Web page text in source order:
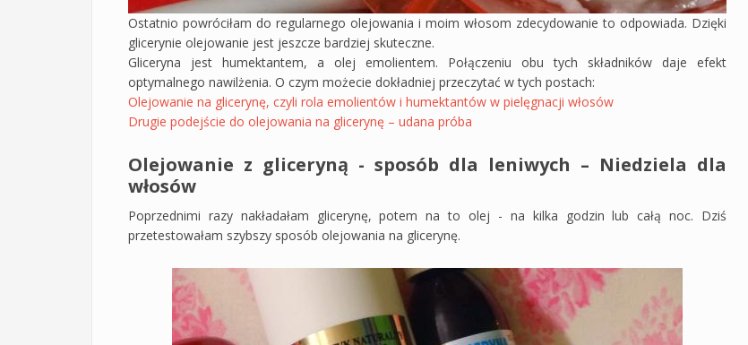
Ostatnio powróciłam do regularnego olejowania i moim włosom zdecydowanie to odpowiada. Dzięki
glicerynie olejowanie jest jeszcze bardziej skuteczne.
Gliceryna jest humektantem, a olej emolientem. Połączeniu obu tych składników daje efekt
optymalnego nawilżenia. O czym możecie dokładniej przeczytać w tych postach:
Olejowanie na glicerynę, czyli rola emolientów i humektantów w pielęgnacji włosów
Drugie podejście do olejowania na glicerynę – udana próba
Olejowanie z gliceryną - sposób dla leniwych – Niedziela dla
włosów
Poprzednimi razy nakładałam glicerynę, potem na to olej - na kilka godzin lub całą noc. Dziś
przetestowałam szybszy sposób olejowania na glicerynę.